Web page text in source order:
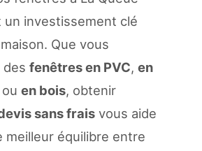
un investissement clé
Que vous
des fenêtres en PVC, en
ou en bois, obtenir
sans frais vous aide
meilleur équilibre entre